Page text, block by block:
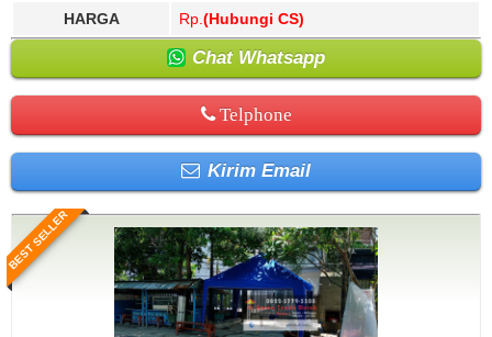
HARGA Rp. (Hubungi CS)
Chat Whatsapp
Telphone
Kirim Email
BEST SELLER